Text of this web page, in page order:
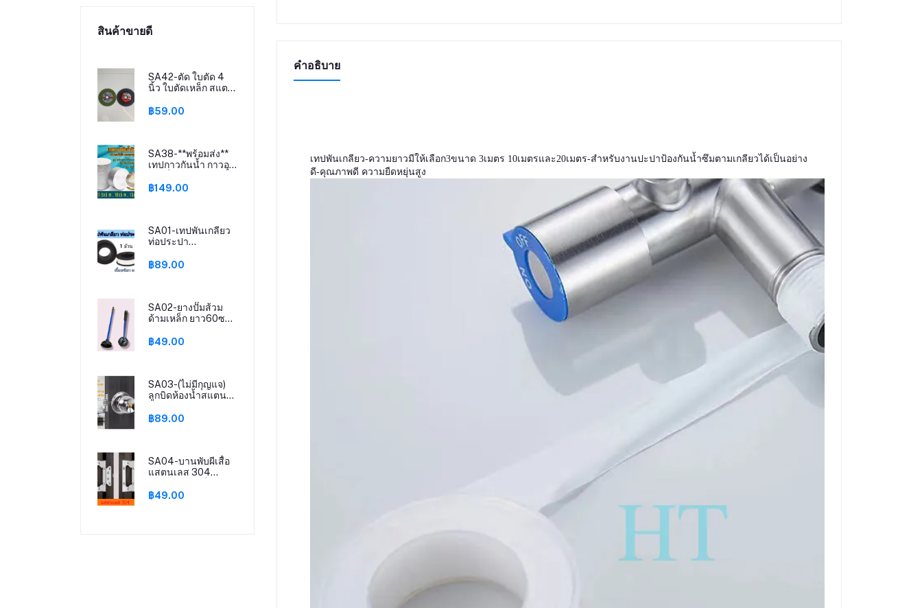
สินค้าขายดี
SA42-ตัด ใบตัด 4
นิ้ว ใบตัดเหล็ก สแตน
ตัวบาง คม ไฟไม่ไหม้
ตัดเหล็ก /ไฟเบอร์ตัด
เหล็ก
฿59.00
SA38-**พร้อมส่ง**
เทปกาวกันน้ำ กาวอุด
เทปกันน้ำรั่ว อุดรอย
หลังคา แผ่นติดกันรั่ว
กาวติดถังน้ำ เทปกาว
สเป
฿149.00
SA01-เทปพันเกลียว
ท่อประปา
฿89.00
SA02-ยางปั๊มส้วม
ด้ามเหล็ก ยาว60ซม.
฿49.00
SA03-(ไม่มีกุญแจ)
ลูกบิดห้องน้ำสแตน
คุณภาพดี ทนทาน กัน
฿89.00
SA04-บานพับผีเสื้อ
แสตนเลส 304
ทนทาน แสตนเลสแท้
฿49.00
คำอธิบาย
เทปพันเกลียว-ความยาวมีให้เลือก3ขนาด 3เมตร 10เมตรและ20เมตร-สำหรับงานปะปาป้องกันน้ำซึมตามเกลียวได้เป็นอย่าง
ดี-คุณภาพดี ความยืดหยุ่นสูง